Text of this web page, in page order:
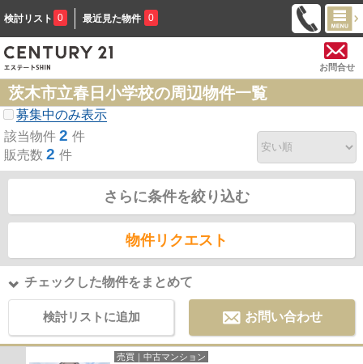
検討リスト 0 最近見た物件 0
お問合せ
茨木市立春日小学校の周辺物件一覧
募集中のみ表示
該当物件 2 件
販売数 2 件
さらに条件を絞り込む
物件リクエスト
チェックした物件をまとめて
検討リストに追加 お問い合わせ
売買｜中古マンション